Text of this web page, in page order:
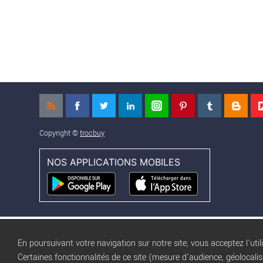
Copyright ©trocbuy
NOS APPLICATIONS MOBILES
En poursuivant votre navigation sur notre site, vous acceptez
Certaines fonctionnalités de ce site (mesure d'audience,